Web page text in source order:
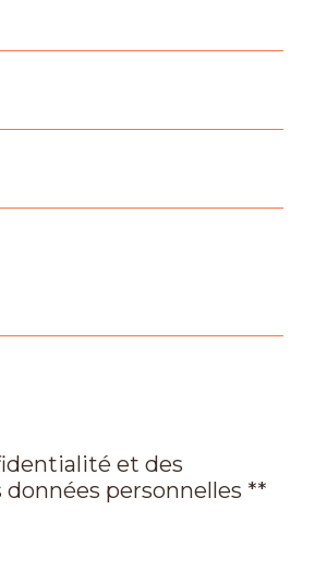
et des
personnelles **